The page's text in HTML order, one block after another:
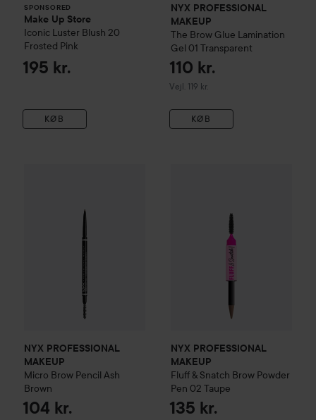
SPONSORED
Make Up Store
Iconic Luster Blush 20
Frosted Pink
195 kr.
KØB
NYX PROFESSIONAL
MAKEUP
The Brow Glue Lamination
Gel 01 Transparent
110 kr.
Vejl. 119 kr.
Vejledende pris 119 kr.
KØB
NYX PROFESSIONAL
MAKEUP
Micro Brow Pencil Ash
Brown
104 kr.
NYX PROFESSIONAL
MAKEUP
Fluff & Snatch Brow Powder
Pen 02 Taupe
135 kr.